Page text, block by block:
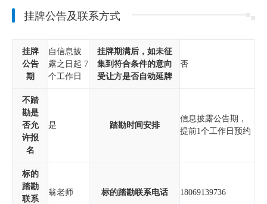
挂牌公告及联系方式
挂牌
公告
期
自信息披
露之日起 7
个工作日
挂牌期满后，如未征
集到符合条件的意向
受让方是否自动延牌
否
不踏
勘是
否允
许报
名
是 踏勘时间安排
信息披露公告期，
提前1个工作日预约
标的
踏勘
联系
翁老师 标的踏勘联系电话 18069139736